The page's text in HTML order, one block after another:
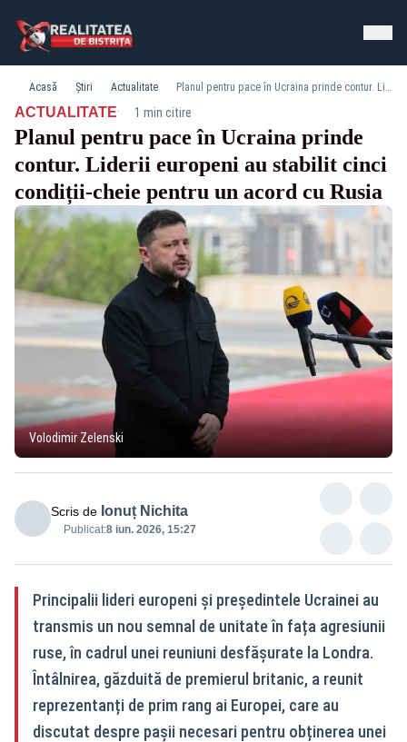
Acasă Știri Actualitate Planul pentru pace în Ucraina prinde contur. Liderii europeni au stabilit cinci condiții-cheie pentru un acord cu Rusia
ACTUALITATE· 1 min citire
Planul pentru pace în Ucraina prinde
contur. Liderii europeni au stabilit cinci
condiții-cheie pentru un acord cu Rusia
Volodimir Zelenski
Scris de Ionuț Nichita
Publicat:8 iun. 2026, 15:27
Principalii lideri europeni și președintele Ucrainei au
transmis un nou semnal de unitate în fața agresiunii
ruse, în cadrul unei reuniuni desfășurate la Londra.
Întâlnirea, găzduită de premierul britanic, a reunit
reprezentanți de prim rang ai Europei, care au
discutat despre pașii necesari pentru obținerea unei